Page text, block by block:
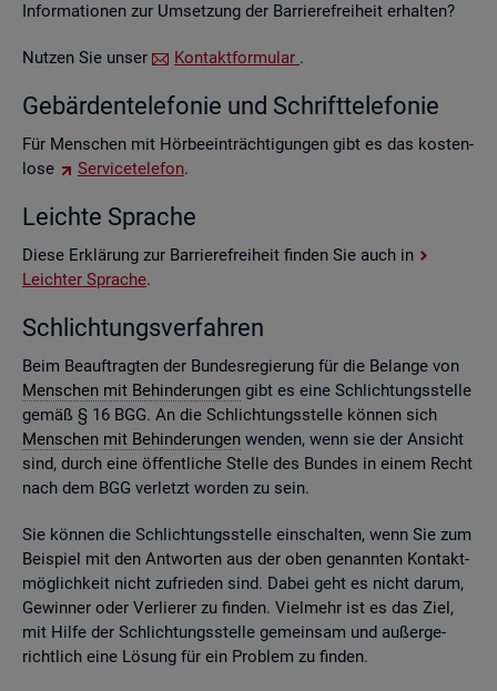
In­for­ma­tio­nen zur Um­set­zung der Bar­rie­re­frei­heit er­hal­ten?
Nut­zen Sie unser Kon­takt­for­mu­lar .
Ge­bär­den­te­le­fo­nie und Schrift­te­le­fo­nie
Für Men­schen mit Hör­be­ein­träch­ti­gun­gen gibt es das kos­ten­
lo­se
Ser­vice­te­le­fon.
Leich­te Spra­che
Diese Er­klä­rung zur Bar­rie­re­frei­heit fin­den Sie auch in
Leich­ter Spra­che.
Schlich­tungs­ver­fah­ren
Beim Be­auf­trag­ten der Bun­des­re­gie­rung für die Be­lan­ge von
Men­schen mit Be­hin­de­run­gen gibt es eine Schlich­tungs­stel­le
gemäß § 16 BGG. An die Schlich­tungs­stel­le kön­nen sich
Men­schen mit Be­hin­de­run­gen wen­den, wenn sie der An­sicht
sind, durch eine öf­fent­li­che Stel­le des Bun­des in einem Recht
nach dem BGG ver­letzt wor­den zu sein.
Sie kön­nen die Schlich­tungs­stel­le ein­schal­ten, wenn Sie zum
Bei­spiel mit den Ant­wor­ten aus der oben ge­nann­ten Kon­takt­
mög­lich­keit nicht zu­frie­den sind. Dabei geht es nicht darum,
Ge­win­ner oder Ver­lie­rer zu fin­den. Viel­mehr ist es das Ziel,
mit Hilfe der Schlich­tungs­stel­le ge­mein­sam und au­ßer­ge­
richt­lich eine Lö­sung für ein Pro­blem zu fin­den.